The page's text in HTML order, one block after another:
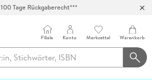
100 Tage Rückgaberecht***
Filiale Konto Merkzettel Warenkorb